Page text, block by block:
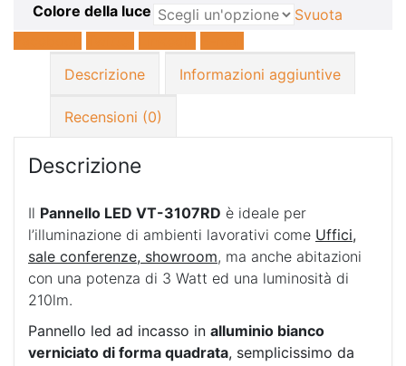
Colore della luce
Svuota
Descrizione
Informazioni aggiuntive
Recensioni (0)
Descrizione
Il Pannello LED VT-3107RD è ideale per
l’illuminazione di ambienti lavorativi come Uffici,
sale conferenze, showroom, ma anche abitazioni
con una potenza di 3 Watt ed una luminosità di
210lm.
Pannello led ad incasso in alluminio bianco
verniciato di forma quadrata, semplicissimo da